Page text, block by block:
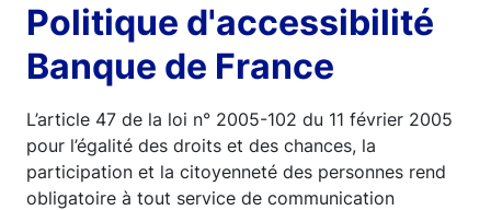
Politique d'accessibilité
Banque de France
L’article 47 de la loi n° 2005-102 du 11 février 2005
pour l’égalité des droits et des chances, la
participation et la citoyenneté des personnes rend
obligatoire à tout service de communication